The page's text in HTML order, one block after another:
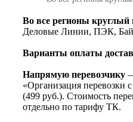
Во все регионы круглый
Деловые Линии, ПЭК,
Варианты оплаты
Напрямую перевозчику
«Организация перевозки
(499 руб.). Стоимость
отдельно по тарифу ТК.